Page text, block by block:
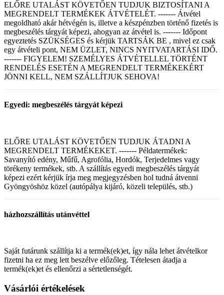
ELŐRE UTALÁST KÖVETŐEN TUDJUK BIZTOSÍTANI A
MEGRENDELT TERMÉKEK ÁTVÉTELÉT. ------- Átvétel
megoldható akár hétvégén is, illetve a készpénzben történő fizetés is
megbeszélés tárgyát képezi, ahogyan az átvétel is. ------- Időpont
egyeztetés SZÜKSÉGES és kérjük TARTSÁK BE , mivel ez csak
egy átvételi pont, NEM ÜZLET, NINCS NYITVATARTÁSI IDŐ.
------- FIGYELEM! SZEMÉLYES ÁTVÉTELLEL TÖRTÉNT
RENDELÉS ESETÉN A MEGRENDELT TERMÉKEKÉRT
JÖNNI KELL, NEM SZÁLLÍTJUK SEHOVA!
Egyedi: megbeszélés tárgyát képezi
ELŐRE UTALÁST KÖVETŐEN TUDJUK ÁTADNI A
MEGRENDELT TERMÉKEKET. ------- Példatermékek:
Savanyító edény, Műfű, Agrofólia, Hordók, Terjedelmes vagy
törékeny termékek, stb. A szállítás egyedi megbeszélés tárgyát
képezi ezért kérjük írja meg megjegyzésben hol tudná átvenni
Gyöngyöshöz közel (autópálya kijáró, közeli település, stb.)
házhozszállítás utánvéttel
Saját futárunk szállítja ki a termék(ek)et, így nála lehet átvételkor
fizetni ha ez meg lett beszélve előzőleg. Tételesen átadja a
termék(ek)et és ellenőrzi a sértetlenségét.
Vásárlói értékelések